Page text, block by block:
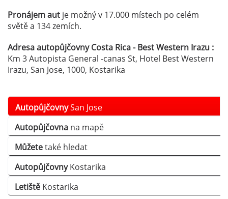
Pronájem aut je možný v 17.000 místech po celém
světě a 134 zemích.
Adresa autopůjčovny Costa Rica - Best Western Irazu :
Km 3 Autopista General -canas St, Hotel Best Western
Irazu, San Jose, 1000, Kostarika
AutopůjčovnySan Jose
Autopůjčovna na mapě
Můžetetaké hledat
AutopůjčovnyKostarika
Letiště Kostarika